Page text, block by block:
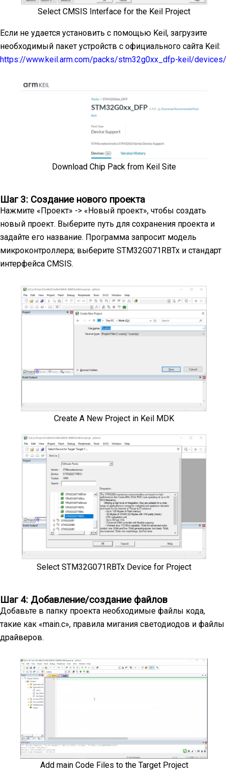
Select CMSIS Interface for the Keil Project
Если не удается установить с помощью Keil, загрузите
необходимый пакет устройств с официального сайта Keil:
https://www.keil.arm.com/packs/stm32g0xx_dfp-keil/devices/
Download Chip Pack from Keil Site
Шаг 3: Создание нового проекта
Нажмите «Проект» -> «Новый проект», чтобы создать
новый проект. Выберите путь для сохранения проекта и
задайте его название. Программа запросит модель
микроконтроллера; выберите STM32G071RBTx и стандарт
интерфейса CMSIS.
Create A New Project in Keil MDK
Select STM32G071RBTx Device for Project
Шаг 4: Добавление/создание файлов
Добавьте в папку проекта необходимые файлы кода,
такие как «main.c», правила мигания светодиодов и файлы
драйверов.
Add main Code Files to the Target Project